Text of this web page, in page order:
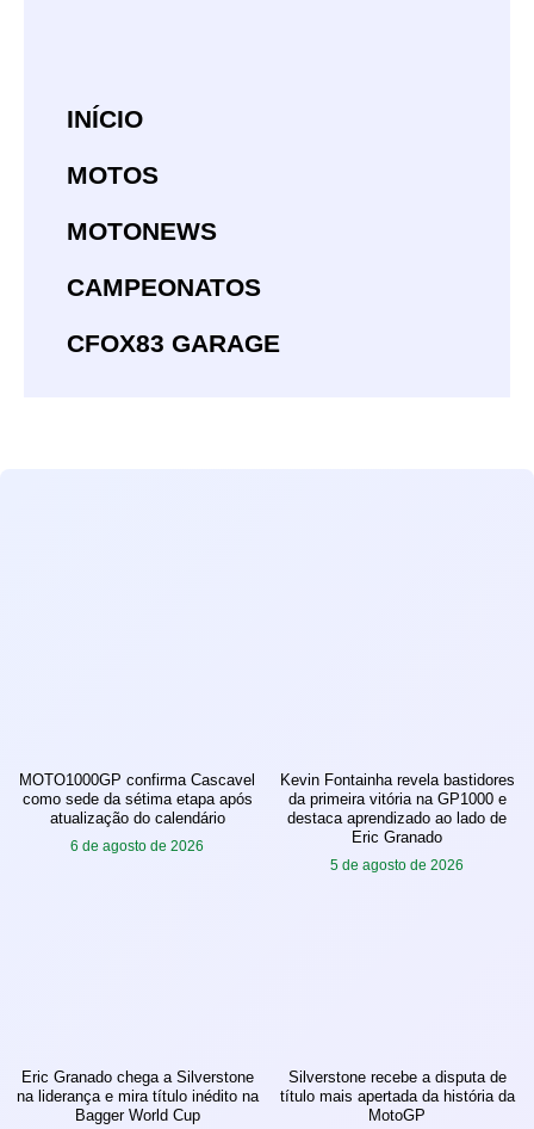
INÍCIO
MOTOS
MOTONEWS
CAMPEONATOS
CFOX83 GARAGE
MOTO1000GP confirma Cascavel
como sede da sétima etapa após
atualização do calendário
6 de agosto de 2026
Kevin Fontainha revela bastidores
da primeira vitória na GP1000 e
destaca aprendizado ao lado de
Eric Granado
5 de agosto de 2026
Eric Granado chega a Silverstone
na liderança e mira título inédito na
Bagger World Cup
Silverstone recebe a disputa de
título mais apertada da história da
MotoGP